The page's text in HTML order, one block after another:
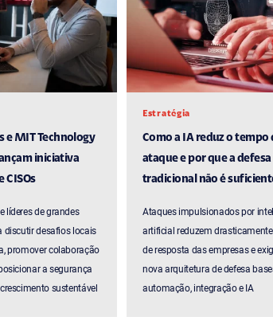
e MIT Technology
iniciativa
CISOs
líderes de grandes
discutir desafios locais
promover colaboração
a segurança
sustentável
Estratégia
Como a IA reduz o tempo
ataque e por que a defesa
tradicional não é
Ataques impulsionados por
artificial reduzem
de resposta das empresas e
nova arquitetura de defesa
automação, integração e IA